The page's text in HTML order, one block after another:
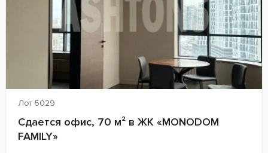
Лот 5029
Сдается офис, 70 м² в ЖК «MONODOM
FAMILY»